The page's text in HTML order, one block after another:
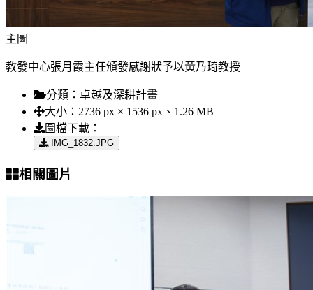
主圖
教發中心張月霞主任頒發感謝狀予以黃乃琦教授
分類： 卓越及深耕計畫
大小： 2736 px × 1536 px、1.26 MB
圖檔下載：
IMG_1832.JPG
相關圖片